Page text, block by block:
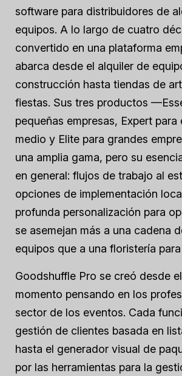
software para distribuidores de
equipos. A lo largo de cuatro
convertido en una plataforma
abarca desde el alquiler de
construcción hasta tiendas de
fiestas. Sus tres productos
pequeñas empresas, Expert para
medio y Elite para grandes
una amplia gama, pero su
en general: flujos de trabajo al
opciones de implementación
profunda personalización para
se asemejan más a una cadena
equipos que a una floristería
Goodshuffle Pro se creó desde
momento pensando en los
sector de los eventos. Cada
gestión de clientes basada en
hasta el generador visual de
por las herramientas para la